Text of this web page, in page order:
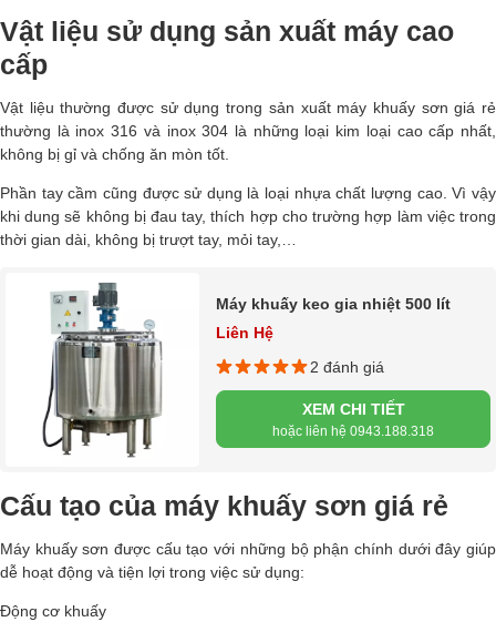
Vật liệu sử dụng sản xuất máy cao
cấp
Vật liệu thường được sử dụng trong sản xuất máy khuấy sơn giá rẻ
thường là inox 316 và inox 304 là những loại kim loại cao cấp nhất,
không bị gỉ và chống ăn mòn tốt.
Phần tay cầm cũng được sử dụng là loại nhựa chất lượng cao. Vì vậy
khi dung sẽ không bị đau tay, thích hợp cho trường hợp làm việc trong
thời gian dài, không bị trượt tay, mỏi tay,…
Máy khuấy keo gia nhiệt 500 lít
Liên Hệ
2 đánh giá
XEM CHI TIẾT
hoặc liên hệ 0943.188.318
Cấu tạo của máy khuấy sơn giá rẻ
Máy khuấy sơn được cấu tạo với những bộ phận chính dưới đây giúp
dễ hoạt động và tiện lợi trong việc sử dụng:
Động cơ khuấy